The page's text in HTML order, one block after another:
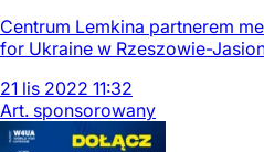
Centrum Lemkina partnerem
for Ukraine w Rzeszowie-
21 lis 2022 11:32
Art. sponsorowany